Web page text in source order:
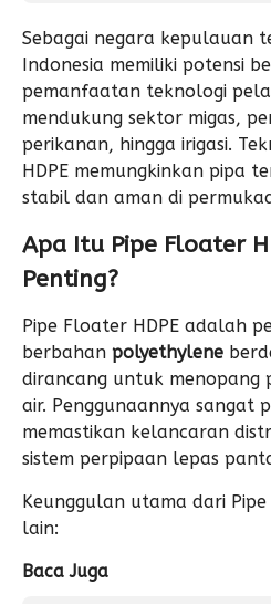
Sebagai negara kepulauan
Indonesia memiliki potensi
pemanfaatan teknologi
mendukung sektor migas,
perikanan, hingga irigasi.
HDPE memungkinkan pipa
stabil dan aman di
Apa Itu Pipe Floater
Penting?
Pipe Floater HDPE adalah
berbahan polyethylene
dirancang untuk menopang
air. Penggunaannya sangat
memastikan kelancaran
sistem perpipaan lepas
Keunggulan utama dari
lain:
Baca Juga